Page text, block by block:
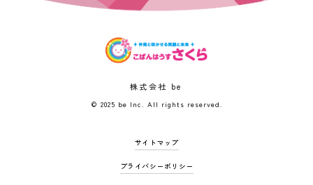
株式会社 be
© 2025 be Inc. All rights reserved.
サイトマップ
プライバシーポリシー